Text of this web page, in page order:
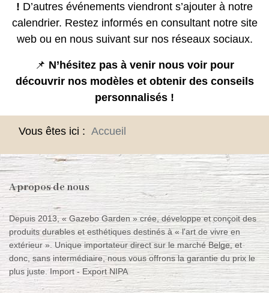
! D’autres événements viendront s’ajouter à notre
calendrier. Restez informés en consultant notre site
web ou en nous suivant sur nos réseaux sociaux.
📌 N’hésitez pas à venir nous voir pour
découvrir nos modèles et obtenir des conseils
personnalisés !
Vous êtes ici : Accueil
A propos de nous
Depuis 2013, « Gazebo Garden » crée, développe et conçoit des
produits durables et esthétiques destinés à « l'art de vivre en
extérieur ». Unique importateur direct sur le marché Belge, et
donc, sans intermédiaire, nous vous offrons la garantie du prix le
plus juste. Import - Export NIPA